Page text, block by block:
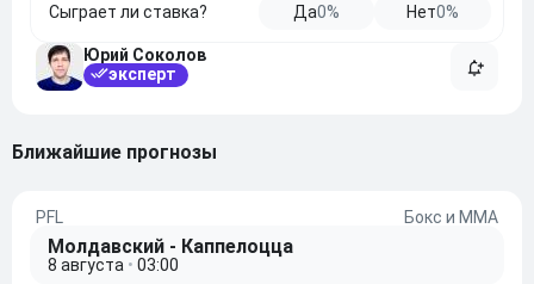
Сыграет ли ставка? Да0% Нет0%
Юрий Соколов
эксперт
ближайшие прогнозы
PFL Бокс и ММА
Молдавский - Каппелоцца
8 августа • 03:00